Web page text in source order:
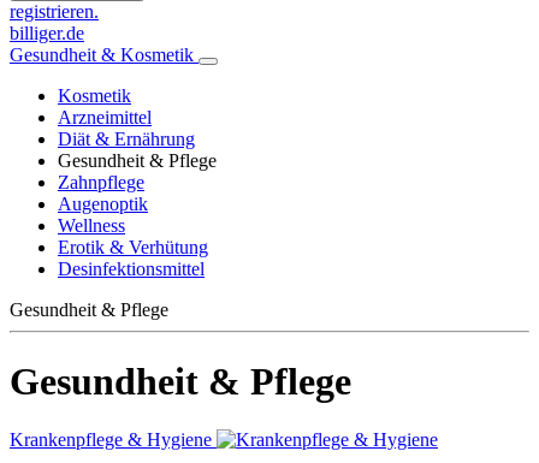
registrieren.
billiger.de
Gesundheit & Kosmetik
Kosmetik
Arzneimittel
Diät & Ernährung
Gesundheit & Pflege
Zahnpflege
Augenoptik
Wellness
Erotik & Verhütung
Desinfektionsmittel
Gesundheit & Pflege
Gesundheit & Pflege
Krankenpflege & Hygiene